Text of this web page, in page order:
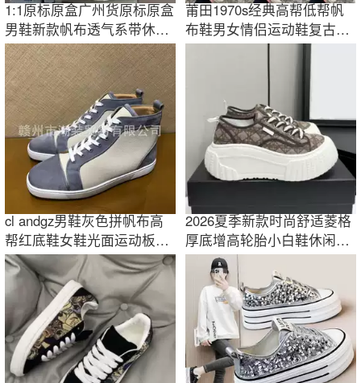
1:1原标原盒广州货原标原盒
男鞋新款帆布透气系带休闲
高帮板鞋
莆田1970s经典高帮低帮帆
布鞋男女情侣运动鞋复古板
鞋高端潮流鞋
cl andgz男鞋灰色拼帆布高
帮红底鞋女鞋光面运动板鞋
休闲情侣鞋潮
2026夏季新款时尚舒适菱格
厚底增高轮胎小白鞋休闲百
搭熊猫鞋女